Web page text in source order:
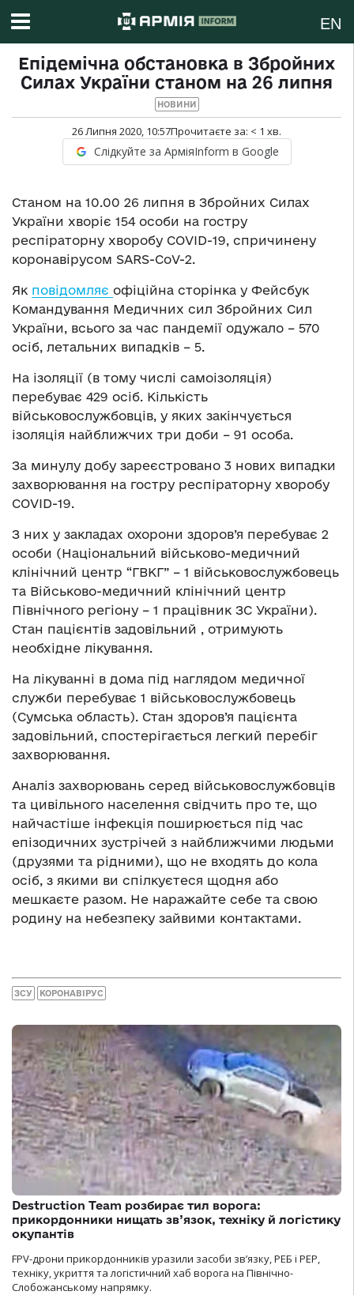
EN
Епідемічна обстановка в Збройних
Силах України станом на 26 липня
НОВИНИ
26 Липня 2020, 10:57Прочитаєте за: < 1 хв.
Слідкуйте за АрміяInform в Google
Станом на 10.00 26 липня в Збройних Силах
України хворіє 154 особи на гостру
респіраторну хворобу COVID-19, спричинену
коронавірусом SARS-CoV-2.
Як повідомляє офіційна сторінка у Фейсбук
Командування Медичних сил Збройних Сил
України, всього за час пандемії одужало – 570
осіб, летальних випадків – 5.
На ізоляції (в тому числі самоізоляція)
перебуває 429 осіб. Кількість
військовослужбовців, у яких закінчується
ізоляція найближчих три доби – 91 особа.
За минулу добу зареєстровано 3 нових випадки
захворювання на гостру респіраторну хворобу
COVID-19.
З них у закладах охорони здоров’я перебуває 2
особи (Національний військово-медичний
клінічний центр “ГВКГ” – 1 військовослужбовець
та Військово-медичний клінічний центр
Північного регіону – 1 працівник ЗС України).
Стан пацієнтів задовільний , отримують
необхідне лікування.
На лікуванні в дома під наглядом медичної
служби перебуває 1 військовослужбовець
(Сумська область). Стан здоров’я пацієнта
задовільний, спостерігається легкий перебіг
захворювання.
Аналіз захворювань серед військовослужбовців
та цивільного населення свідчить про те, що
найчастіше інфекція поширюється під час
епізодичних зустрічей з найближчими людьми
(друзями та рідними), що не входять до кола
осіб, з якими ви спілкуєтеся щодня або
мешкаєте разом. Не наражайте себе та свою
родину на небезпеку зайвими контактами.
ЗСУ КОРОНАВІРУС
Destruction Team розбирає тил ворога:
прикордонники нищать зв’язок, техніку й логістику
окупантів
FPV-дрони прикордонників уразили засоби зв’язку, РЕБ і РЕР,
техніку, укриття та логістичний хаб ворога на Північно-
Слобожанському напрямку.